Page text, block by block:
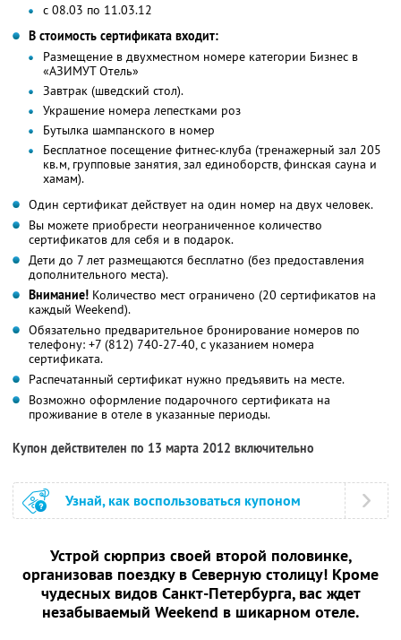
с 08.03 по 11.03.12
В стоимость сертификата входит:
Размещение в двухместном номере категории Бизнес в
«АЗИМУТ Отель»
Завтрак (шведский стол).
Украшение номера лепестками роз
Бутылка шампанского в номер
Бесплатное посещение фитнес-клуба (тренажерный зал 205
кв.м, групповые занятия, зал единоборств, финская сауна и
хамам).
Один сертификат действует на один номер на двух человек.
Вы можете приобрести неограниченное количество
сертификатов для себя и в подарок.
Дети до 7 лет размещаются бесплатно (без предоставления
дополнительного места).
Внимание! Количество мест ограничено (20 сертификатов на
каждый Weekend).
Обязательно предварительное бронирование номеров по
телефону: +7 (812) 740-27-40, с указанием номера
сертификата.
Распечатанный сертификат нужно предъявить на месте.
Возможно оформление подарочного сертификата на
проживание в отеле в указанные периоды.
Купон действителен по 13 марта 2012 включительно
Узнай, как воспользоваться купоном
Устрой сюрприз своей второй половинке,
организовав поездку в Северную столицу! Кроме
чудесных видов Санкт-Петербурга, вас ждет
незабываемый Weekend в шикарном отеле.